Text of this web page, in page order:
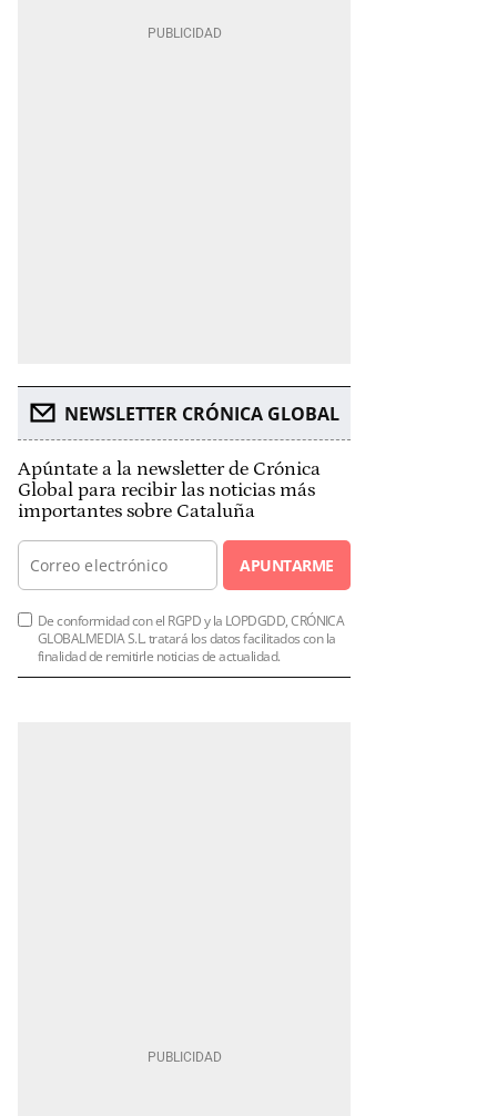
NEWSLETTER CRÓNICA GLOBAL
Apúntate a la newsletter de Crónica
Global para recibir las noticias más
importantes sobre Cataluña
APUNTARME
De conformidad con el RGPD y la LOPDGDD, CRÓNICA
GLOBALMEDIA S.L. tratará los datos facilitados con la
finalidad de remitirle noticias de actualidad.